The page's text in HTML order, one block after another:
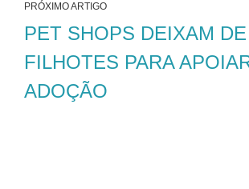
PRÓXIMO ARTIGO
PET SHOPS DEIXAM
FILHOTES PARA
ADOÇÃO